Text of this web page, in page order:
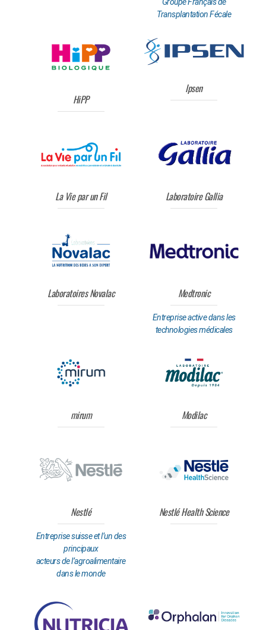
Transplantation Fécale
HiPP
Ipsen
La Vie par un Fil Laboratoire Gallia
Laboratoires Novalac Medtronic
Entreprise active dans les
technologies médicales
mirum Modilac
Nestlé
Entreprise suisse et l’un des
principaux
acteurs de l’agroalimentaire
dans le monde
Nestlé Health Science